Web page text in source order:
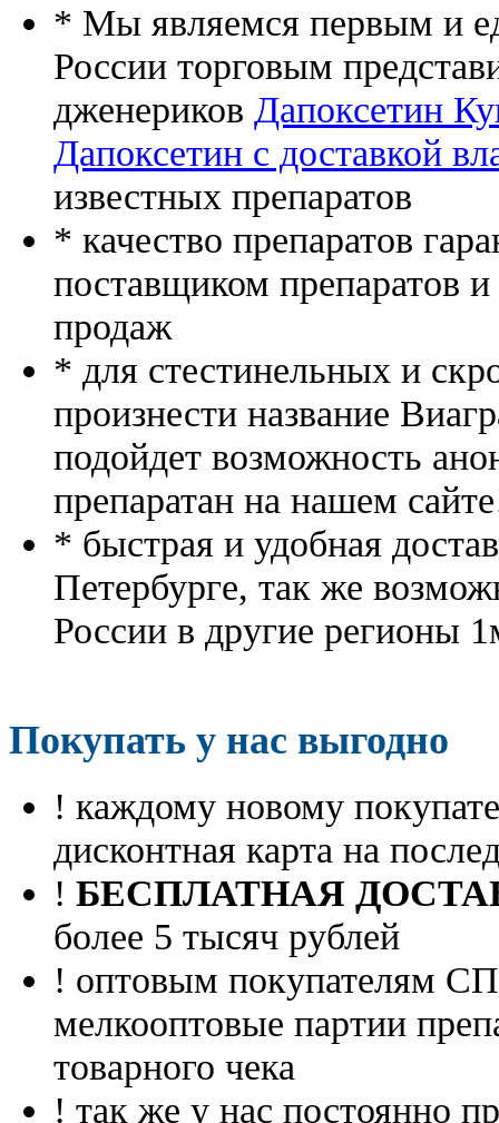
* Мы являемся первым и
России торговым
дженериков Дапоксетин
Дапоксетин с доставкой
известных препаратов
* качество препаратов
поставщиком препаратов
продаж
* для стестинельных и
произнести название
подойдет возможность
препаратан на нашем
* быстрая и удобная
Петербурге, так же
России в другие регионы
Покупать у нас выгодно
! каждому новому
дисконтная карта на
! БЕСПЛАТНАЯ
более 5 тысяч рублей
! оптовым покупателям
мелкооптовые партии
товарного чека
! так же у нас постоянно